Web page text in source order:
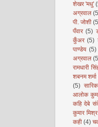
शेखर 'मधु'
अग्रवाल
पी. जोशी
पँवार (5)
कुँअर (5)
पाण्डेय (5)
अग्रवाल
रामधारी
शबनम शर्मा
(5)
आलोक
कहि देबे
कुमार मिश्र
कही (4)